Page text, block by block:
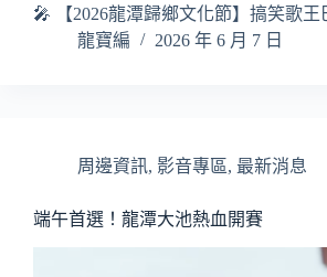
🎤 【2026龍潭歸鄉文化節】搞笑歌
龍寶編
2026 年 6 月 7 日
周邊資訊, 影音專區, 最新消息
端午首選！龍潭大池熱血開賽